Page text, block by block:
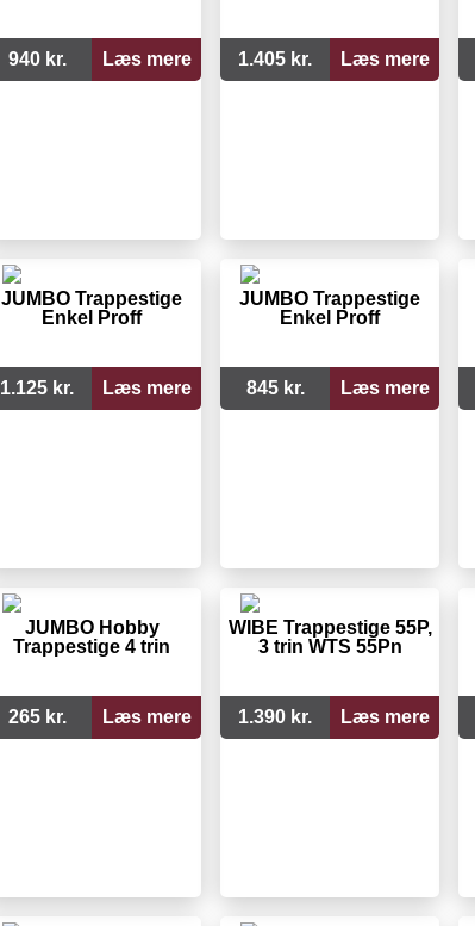
940 kr. Læs mere 1.405 kr. Læs mere
JUMBO Trappestige
Enkel Proff
1.125 kr. Læs mere
JUMBO Trappestige
Enkel Proff
845 kr. Læs mere
JUMBO Hobby
Trappestige 4 trin
265 kr. Læs mere
WIBE Trappestige 55P,
3 trin WTS 55Pn
1.390 kr. Læs mere